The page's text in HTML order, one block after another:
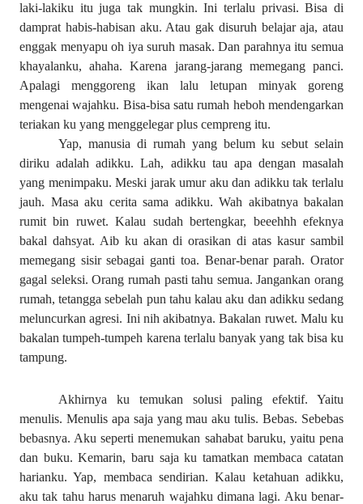
laki-lakiku itu juga tak mungkin. Ini terlalu privasi. Bisa di
damprat habis-habisan aku. Atau gak disuruh belajar aja, atau
enggak menyapu oh iya suruh masak. Dan parahnya itu semua
khayalanku, ahaha. Karena jarang-jarang memegang panci.
Apalagi menggoreng ikan lalu letupan minyak goreng
mengenai wajahku. Bisa-bisa satu rumah heboh mendengarkan
teriakan ku yang menggelegar plus cempreng itu.
Yap, manusia di rumah yang belum ku sebut selain
diriku adalah adikku. Lah, adikku tau apa dengan masalah
yang menimpaku. Meski jarak umur aku dan adikku tak terlalu
jauh. Masa aku cerita sama adikku. Wah akibatnya bakalan
rumit bin ruwet. Kalau sudah bertengkar, beeehhh efeknya
bakal dahsyat. Aib ku akan di orasikan di atas kasur sambil
memegang sisir sebagai ganti toa. Benar-benar parah. Orator
gagal seleksi. Orang rumah pasti tahu semua. Jangankan orang
rumah, tetangga sebelah pun tahu kalau aku dan adikku sedang
meluncurkan agresi. Ini nih akibatnya. Bakalan ruwet. Malu ku
bakalan tumpeh-tumpeh karena terlalu banyak yang tak bisa ku
tampung.
Akhirnya ku temukan solusi paling efektif. Yaitu
menulis. Menulis apa saja yang mau aku tulis. Bebas. Sebebas
bebasnya. Aku seperti menemukan sahabat baruku, yaitu pena
dan buku. Kemarin, baru saja ku tamatkan membaca catatan
harianku. Yap, membaca sendirian. Kalau ketahuan adikku,
aku tak tahu harus menaruh wajahku dimana lagi. Aku benar-